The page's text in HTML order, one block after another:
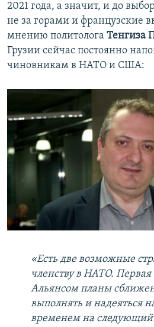
2021 года, а значит, и до
не за горами и французские
мнению политолога Тенгиза
Грузии сейчас постоянно
чиновникам в НАТО и США:
«Есть две возможные
членству в НАТО. Первая
Альянсом планы
выполнять и надеяться
временем на